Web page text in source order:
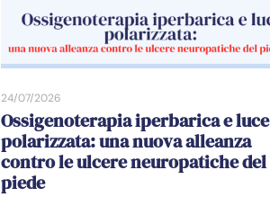
24/07/2026
Ossigenoterapia iperbarica e luce
polarizzata: una nuova alleanza
contro le ulcere neuropatiche del
piede